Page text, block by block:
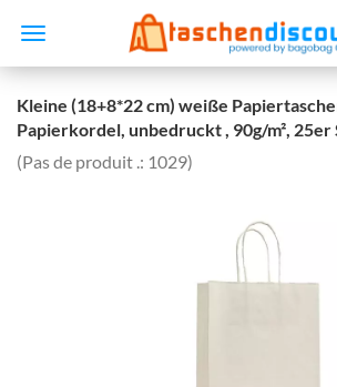
Kleine (18+8*22 cm) weiße
Papierkordel, unbedruckt , 90g/m², 25er
(Pas de produit .: 1029)